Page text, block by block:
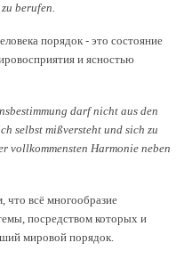
berufen.
порядок - это состояние
и ясностью
darf nicht aus den
selbst mißversteht und sich zu
vollkommensten Harmonie neben
всё многообразие
посредством которых и
мировой порядок.